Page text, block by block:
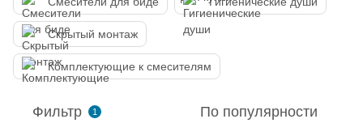
Скрытый монтаж
Комплектующие к смесителям
Фильтр 1 По популярности